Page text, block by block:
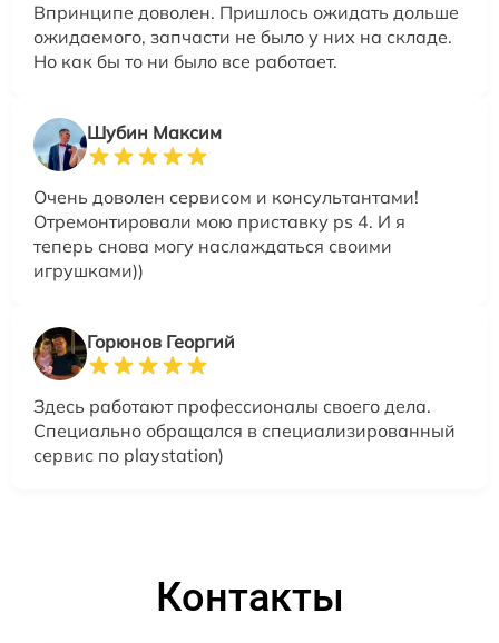
Впринципе доволен. Пришлось ожидать дольше
ожидаемого, запчасти не было у них на складе.
Но как бы то ни было все работает.
Шубин Максим
Очень доволен сервисом и консультантами!
Отремонтировали мою приставку ps 4. И я
теперь снова могу наслаждаться своими
игрушками))
Горюнов Георгий
Здесь работают профессионалы своего дела.
Специально обращался в специализированный
сервис по playstation)
Контакты